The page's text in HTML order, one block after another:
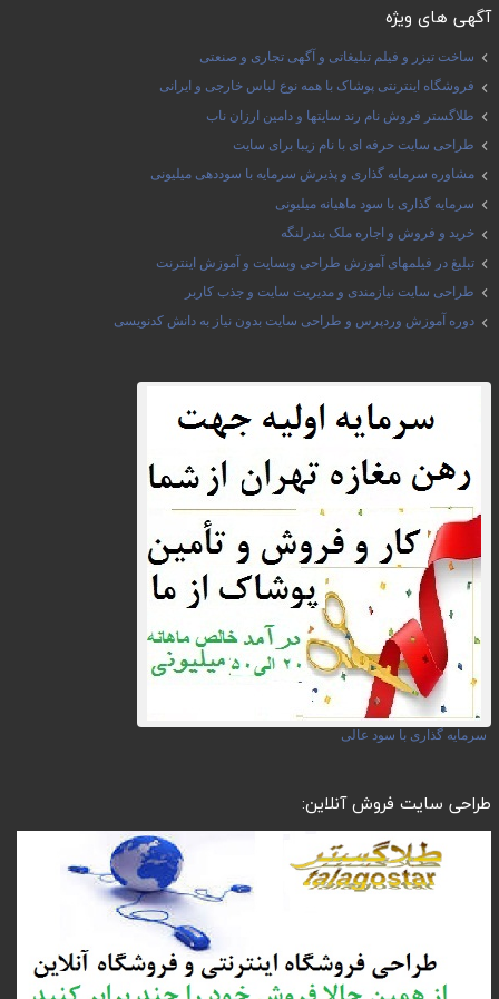
آگهی های ویژه
ساخت تیزر و فیلم تبلیغاتی و آگهی تجاری و صنعتی
فروشگاه اینترنتی پوشاک با همه نوع لباس خارجی و ایرانی
طلاگستر فروش نام رند سایتها و دامین ارزان ناب
طراحی سایت حرفه ای با نام زیبا برای سایت
مشاوره سرمایه گذاری و پذیرش سرمایه با سوددهی میلیونی
سرمایه گذاری با سود ماهیانه میلیونی
خرید و فروش و اجاره ملک بندرلنگه
تبلیغ در فیلمهای آموزش طراحی وبسایت و آموزش اینترنت
طراحی سایت نیازمندی و مدیریت سایت و جذب کاربر
دوره آموزش وردپرس و طراحی سایت بدون نیاز به دانش کدنویسی
سرمایه گذاری با سود عالی
طراحی سایت فروش آنلاین: